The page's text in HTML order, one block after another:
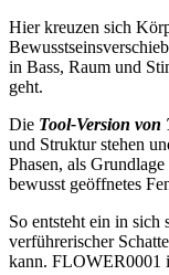
Hier kreuzen sich
in Bass, Raum und
geht.
Die Tool-Version von
und Struktur stehen
Phasen, als
bewusst geöffnetes
So entsteht ein in
verführerischer
kann. FLOWER0001